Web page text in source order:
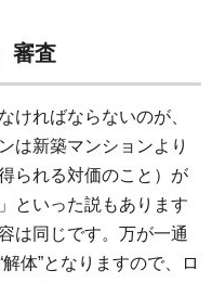
審査
ければならないのが、
は新築マンションより
られる対価のこと）が
といった説もあります
は同じです。万が一通
体”となりますので、ロ